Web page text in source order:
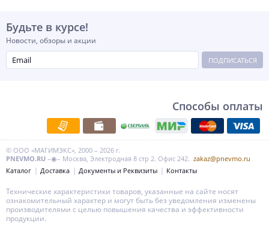
Будьте в курсе!
Новости, обзоры и акции
ПОДПИСАТЬСЯ
Способы оплаты
© ООО «МАГИМЭКС», 2000 – 2026 г.
PNEVMO.RU –◉– Москва, Электродная 8 стр 2. Офис 242. zakaz@pnevmo.ru
Каталог
Доставка Документы и Реквизиты Контакты
Технические характеристики товаров, указанные на сайте носят
ознакомительный характер и могут быть без уведомления изменены
производителями с целью повышения качества и эффективности
продукции.